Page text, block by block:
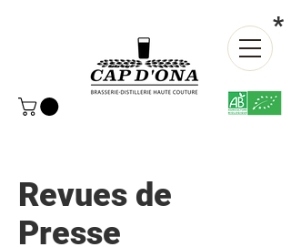
*
Revues de
Presse